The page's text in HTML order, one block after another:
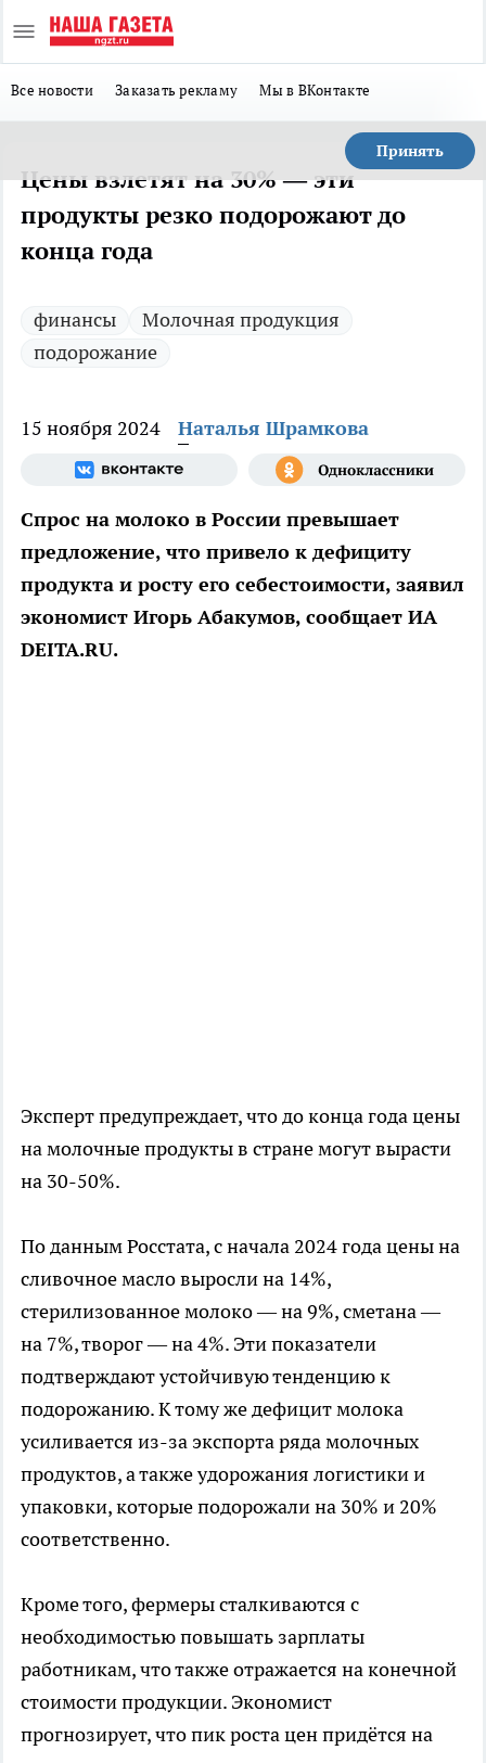
Все новости Заказать рекламу Мы в ВКонтакте
Принять
Цены взлетят на 30% — эти
продукты резко подорожают до
конца года
финансы
Молочная продукция
подорожание
15 ноября 2024 Наталья Шрамкова
Спрос на молоко в России превышает
предложение, что привело к дефициту
продукта и росту его себестоимости, заявил
экономист Игорь Абакумов, сообщает ИА
DEITA.RU.
Эксперт предупреждает, что до конца года цены
на молочные продукты в стране могут вырасти
на 30-50%.
По данным Росстата, с начала 2024 года цены на
сливочное масло выросли на 14%,
стерилизованное молоко — на 9%, сметана —
на 7%, творог — на 4%. Эти показатели
подтверждают устойчивую тенденцию к
подорожанию. К тому же дефицит молока
усиливается из-за экспорта ряда молочных
продуктов, а также удорожания логистики и
упаковки, которые подорожали на 30% и 20%
соответственно.
Кроме того, фермеры сталкиваются с
необходимостью повышать зарплаты
работникам, что также отражается на конечной
стоимости продукции. Экономист
прогнозирует, что пик роста цен придётся на